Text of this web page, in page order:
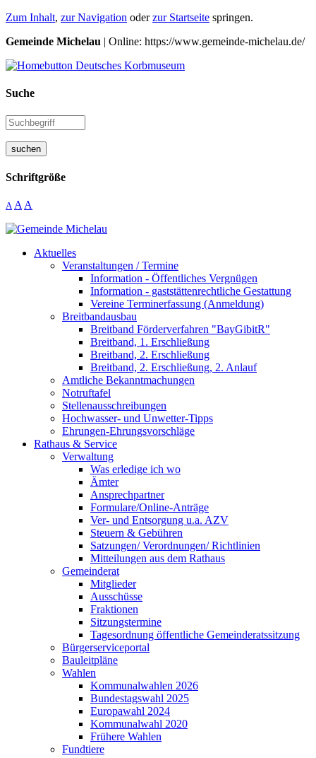
Zum Inhalt, zur Navigation oderzur Startseite springen.
Gemeinde Michelau | Online: https://www.gemeinde-michelau.de/
Suche
suchen
Schriftgröße
A A A
Aktuelles
Veranstaltungen / Termine
Information - Öffentliches Vergnügen
Information - gaststättenrechtliche Gestattung
Vereine Terminerfassung (Anmeldung)
Breitbandausbau
Breitband Förderverfahren "BayGibitR"
Breitband, 1. Erschließung
Breitband, 2. Erschließung
Breitband, 2. Erschließung, 2. Anlauf
Amtliche Bekanntmachungen
Notruftafel
Stellenausschreibungen
Hochwasser- und Unwetter-Tipps
Ehrungen-Ehrungsvorschläge
Rathaus & Service
Verwaltung
Was erledige ich wo
Ämter
Ansprechpartner
Formulare/Online-Anträge
Ver- und Entsorgung u.a. AZV
Steuern & Gebühren
Satzungen/ Verordnungen/ Richtlinien
Mitteilungen aus dem Rathaus
Gemeinderat
Mitglieder
Ausschüsse
Fraktionen
Sitzungstermine
Tagesordnung öffentliche Gemeinderatssitzung
Bürgerserviceportal
Bauleitpläne
Wahlen
Kommunalwahlen 2026
Bundestagswahl 2025
Europawahl 2024
Kommunalwahl 2020
Frühere Wahlen
Fundtiere